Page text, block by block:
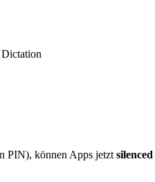
PIN), können Apps jetztsilenced